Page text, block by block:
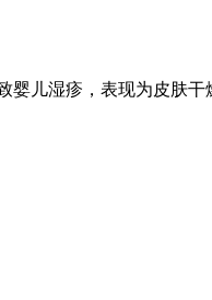
儿湿疹，表现为皮肤